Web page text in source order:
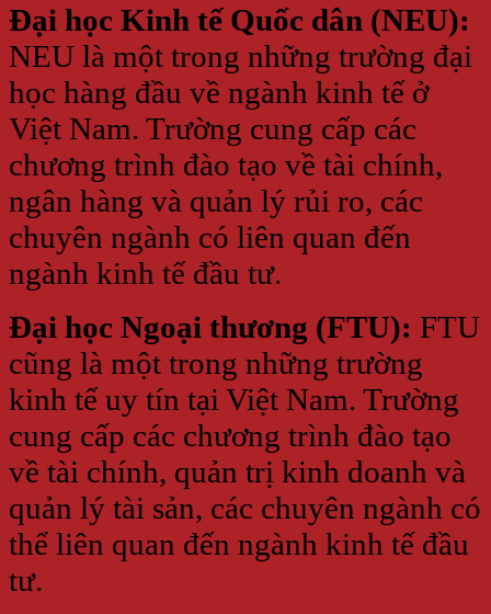
Đại học Kinh tế Quốc dân (NEU):
NEU là một trong những trường đại
học hàng đầu về ngành kinh tế ở
Việt Nam. Trường cung cấp các
chương trình đào tạo về tài chính,
ngân hàng và quản lý rủi ro, các
chuyên ngành có liên quan đến
ngành kinh tế đầu tư.
Đại học Ngoại thương (FTU): FTU
cũng là một trong những trường
kinh tế uy tín tại Việt Nam. Trường
cung cấp các chương trình đào tạo
về tài chính, quản trị kinh doanh và
quản lý tài sản, các chuyên ngành có
thể liên quan đến ngành kinh tế đầu
tư.